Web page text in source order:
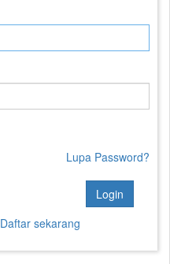
Lupa Password?
Login
Daftar sekarang